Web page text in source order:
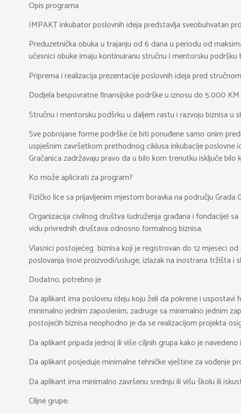
Opis programa
IMPAKT inkubator poslovnih ideja predstavlja sveobuhvatan
Preduzetnička obuka u trajanju od 6 dana u periodu od
učesnici obuke imaju kontinuiranu stručnu i mentorsku
Priprema i realizacija prezentacije poslovnih ideja pred
Dodjela bespovratne finansijske podrške u iznosu do 5.000
Stručnu i mentorsku podšrku u daljem rastu i razvoju biznisa u
Sve pobrojane forme podrške će biti ponuđene samo onim
uspješnim završetkom prethodnog ciklusa inkubacije
Gračanica zadržavaju pravo da u bilo kom trenutku isključe
Ko može aplicirati za program?
Fizičko lice sa prijavljenim mjestom boravka na području Grada
Organizacija civilnog društva (udruženja građana i fondacije)
vidu privrednih društava odnosno formalnog biznisa.
Vlasnici postojećeg biznisa koji je registrovan do 12 mjeseci
poslovanja (novi proizvodi/usluge, izlazak na inostrana tržišta i
Dodatno, potrebno je
Da aplikant ima poslovnu ideju koju želi da pokrene i
minimalno jednim zaposlenim, zadruge sa minimalno jednim
postojećih biznisa neophodno je da se realizacijom projekta
Da aplikant pripada jednoj ili više ciljnih grupa kako je navedeno
Da aplikant posjeduje minimalne tehničke vještine za vođenje
Da aplikant ima minimalno završenu srednju ili višu školu ili
Ciljne grupe: